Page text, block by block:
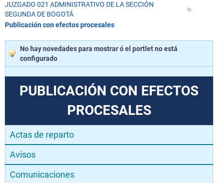
JUZGADO 021 ADMINISTRATIVO DE LA SECCIÓN
SEGUNDA DE BOGOTÁ
Publicación con efectos procesales
No hay novedades para mostrar ó el portlet no está
configurado
PUBLICACIÓN CON EFECTOS
PROCESALES
Actas de reparto
Avisos
Comunicaciones